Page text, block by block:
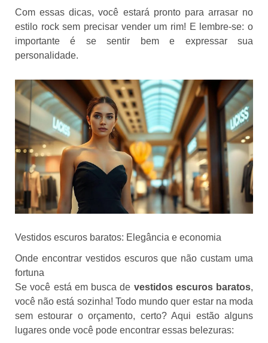
Com essas dicas, você estará pronto para arrasar no
estilo rock sem precisar vender um rim! E lembre-se: o
importante é se sentir bem e expressar sua
personalidade.
Vestidos escuros baratos: Elegância e economia
Onde encontrar vestidos escuros que não custam uma
fortuna
Se você está em busca de vestidos escuros baratos,
você não está sozinha! Todo mundo quer estar na moda
sem estourar o orçamento, certo? Aqui estão alguns
lugares onde você pode encontrar essas belezuras: